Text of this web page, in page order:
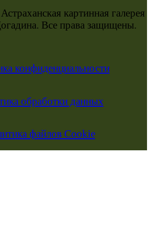
картинная галерея
Все права защищены.
конфиденциальности
обработки данных
файлов Cookie